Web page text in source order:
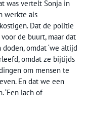
was vertelt Sonja in
werkte als
Dat de politie
de buurt, maar dat
omdat ‘we altijd
omdat ze bijtijds
om mensen te
En dat we een
‘Een lach of